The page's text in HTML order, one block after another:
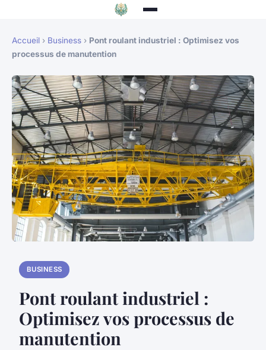
Accueil › Business › Pont roulant industriel : Optimisez vos
processus de manutention
BUSINESS
Pont roulant industriel :
Optimisez vos processus de
manutention